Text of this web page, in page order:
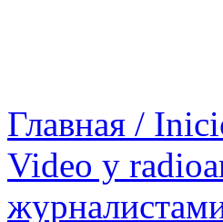
Главная /
Video y